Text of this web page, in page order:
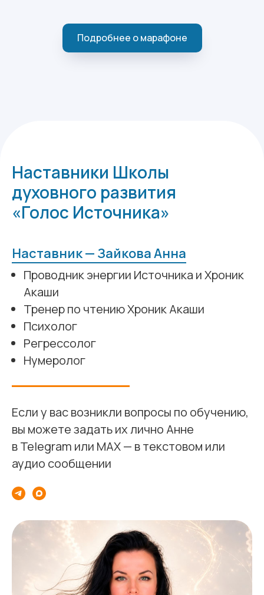
Подробнее о марафоне
Наставники Школы
духовного развития
«Голос Источника»
Наставник — Зайкова Анна
Проводник энергии Источника и Хроник
Акаши
Тренер по чтению Хроник Акаши
Психолог
Регрессолог
Нумеролог
Если у вас возникли вопросы по обучению,
вы можете задать их лично Анне
в Telegram или MAX — в текстовом или
аудио сообщении